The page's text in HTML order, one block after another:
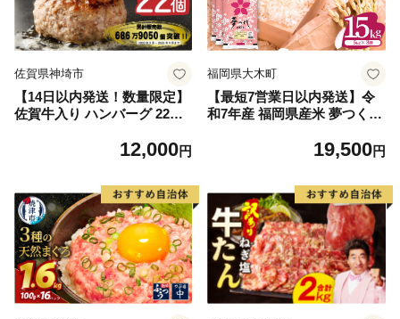
佐賀県神埼市
【14日以内発送！数量限定】
佐賀牛入り ハンバーグ 22個
毛和牛 ブランド牛 九州 ハン
(H083106)
12,000円
福岡県大木町
【最短7営業日以内発送】令
和7年産 福岡県産米 夢つくし
19,500円